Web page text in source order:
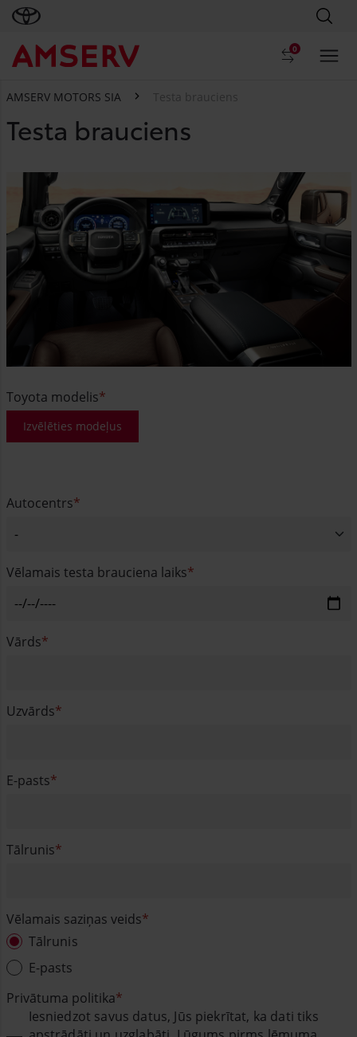
0
AMSERV MOTORS SIA Testa brauciens
Testa brauciens
Toyota modelis
Izvēlēties modeļus
Autocentrs
Vēlamais testa brauciena laiks
Vārds
Uzvārds
E-pasts
Tālrunis
Vēlamais saziņas veids
Tālrunis
E-pasts
Privātuma politika
Iesniedzot savus datus, Jūs piekrītat, ka dati tiks